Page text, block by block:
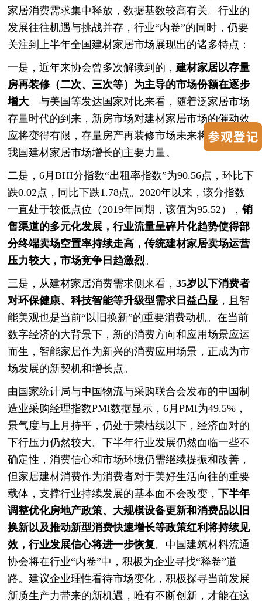
家居消费需求集中释放，数据基数较高有关。行业的
发展往往机遇与挑战并存，行业“内卷”的同时，仍要
关注到上半年全国建材家居市场展现出的诸多特点：
一是，近年来协会曾多次解读到的，建材家居以存量
房再装修（二次、三次等）为主导的市场份额在逐步
增大。与美国等发达国家对比来看，随着泛家居市场
存量时代的到来，新房市场对建材家居市场的催动效
应将变得有限，存量房产再装修市场未来将成为驱动
我国建材家居市场增长的主要力量。
二是，6月BHI分指数“出租率指数”为90.56点，环比下
跌0.02点，同比下跌1.78点。2020年以来，该分指数
一直处于较低点位（2019年同期，该值为95.52），销
售渠道的多元化发展，行业流量呈碎片化趋势使得部
分终端卖场空置率持续走高，传统建材家居卖场运营
压力较大，市场竞争日趋激烈。
三是，从建材家居消费需求侧来看，35岁以下消费者
对环保健康、科技智能等升级型需求日益凸显 ，且智
能美观也是当前“以旧换新”的重要消费动机。在当前
数字经济的大背景下，新的消费方向和应用场景应运
而生，智能家居作为新兴的消费应用场景，正成为市
场发展的新契机和增长点。
由国家统计局与中国物流与采购联合会发布的中国制
造业采购经理指数PMI数据显示，6月PMI为49.5%，
景气度与上月持平，仍处于荣枯线以下，经济面对的
下行压力仍然较大。下半年行业发展仍然面临一些不
确定性，消费信心和市场环境仍需继续提振和改善，
但家居建材消费作为消费者对于美好生活向往的重要
载体，支撑行业持续发展的基本面不会改变，下半年
调整优化房地产政策、大规模设备更新和消费品以旧
换新以及推动新型消费快速增长等政策红利将持续见
效，行业发展信心将进一步恢复。中国建筑材料流通
协会将在行业“内卷”中，积极为企业寻找“释卷”道
路。建议企业理性看待市场变化，积极探寻当前发展
新质生产力带来的新机遇，唯有不断创新，才能在这